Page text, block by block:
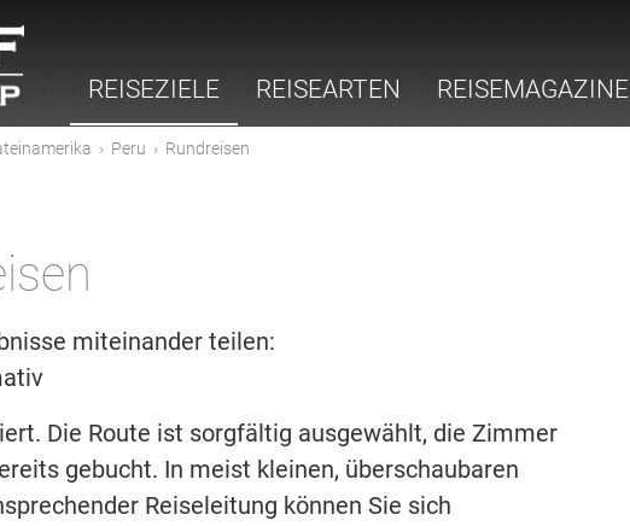
REISEZIELE REISEARTEN REISEMAGAZINE
› Peru › Rundreisen
miteinander teilen:
Die Route ist sorgfältig ausgewählt, die Zimmer
gebucht. In meist kleinen, überschaubaren
Reiseleitung können Sie sich